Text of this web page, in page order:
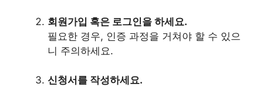
회원가입 혹은 로그인을 하세요.
필요한 경우, 인증 과정을 거쳐야 할 수 있으
니 주의하세요.
신청서를 작성하세요.